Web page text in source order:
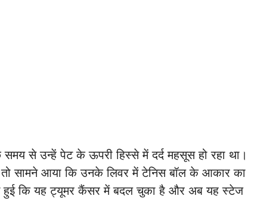
समय से उन्हें पेट के ऊपरी हिस्से में दर्द महसूस हो रहा था।
सामने आया कि उनके लिवर में टेनिस बॉल के आकार का
हुई कि यह ट्यूमर कैंसर में बदल चुका है और अब यह स्टेज